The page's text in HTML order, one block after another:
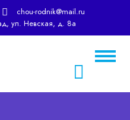
chou-rodnik@mail.ru
ул. Невская, д. 8а